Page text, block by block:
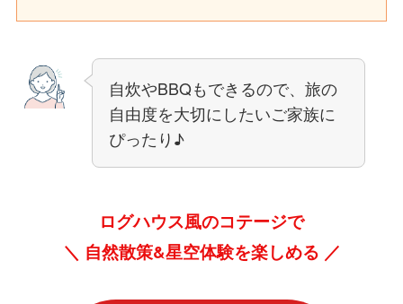
自炊やBBQもできるので、旅の
自由度を大切にしたいご家族に
ぴったり♪
ログハウス風のコテージで
＼ 自然散策&星空体験を楽しめる ／